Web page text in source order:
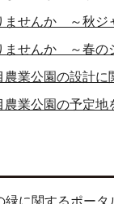
ませんか ～秋ジ
ませんか ～春の
農業公園の設計
農業公園の予定
に関するポータ